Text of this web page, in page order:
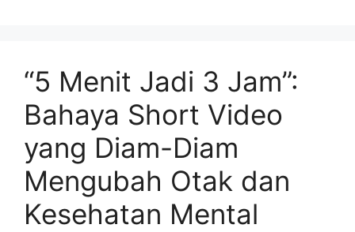
s
“5 Menit Jadi 3 Jam”:
Bahaya Short Video
yang Diam-Diam
Mengubah Otak dan
Kesehatan Mental